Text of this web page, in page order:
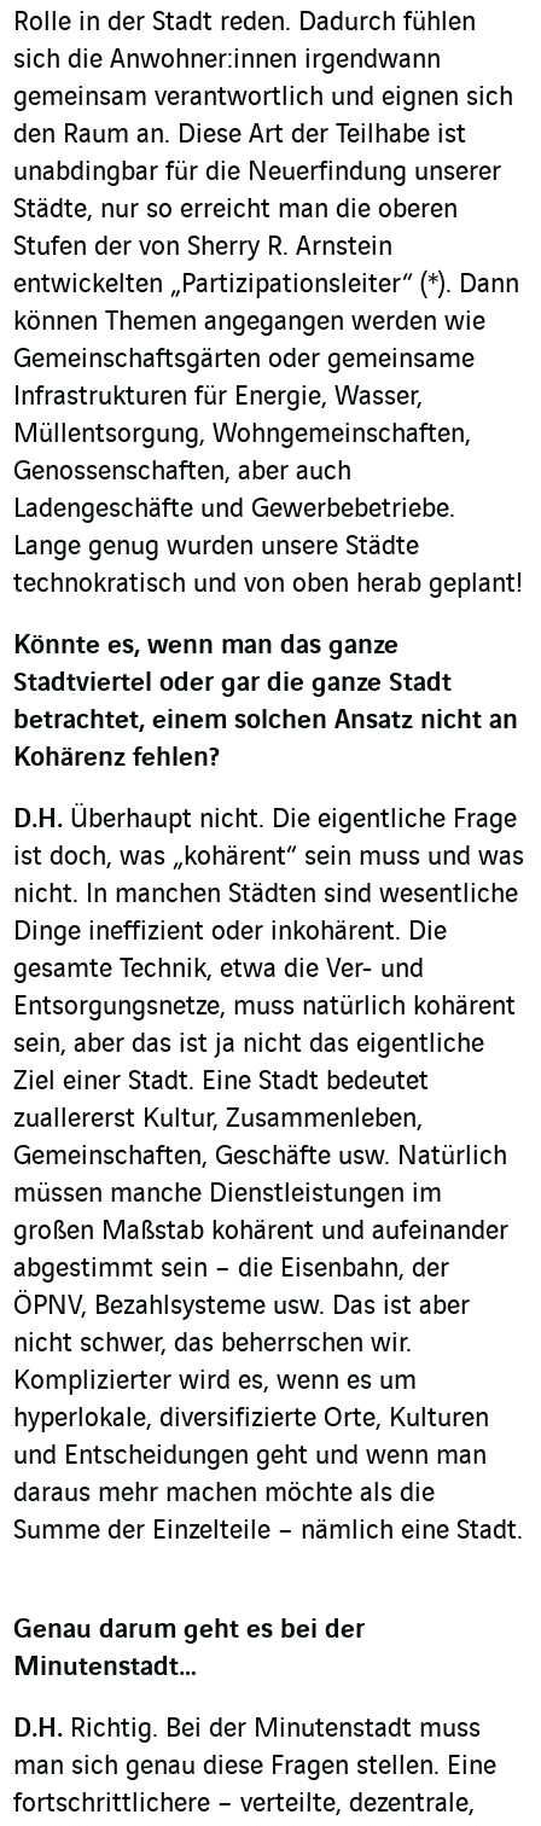
Rolle in der Stadt reden. Dadurch fühlen
sich die Anwohner:innen irgendwann
gemeinsam verantwortlich und eignen sich
den Raum an. Diese Art der Teilhabe ist
unabdingbar für die Neuerfindung unserer
Städte, nur so erreicht man die oberen
Stufen der von Sherry R. Arnstein
entwickelten „Partizipationsleiter“ (*). Dann
können Themen angegangen werden wie
Gemeinschaftsgärten oder gemeinsame
Infrastrukturen für Energie, Wasser,
Müllentsorgung, Wohngemeinschaften,
Genossenschaften, aber auch
Ladengeschäfte und Gewerbebetriebe.
Lange genug wurden unsere Städte
technokratisch und von oben herab geplant!
Könnte es, wenn man das ganze
Stadtviertel oder gar die ganze Stadt
betrachtet, einem solchen Ansatz nicht an
Kohärenz fehlen?
D.H. Überhaupt nicht. Die eigentliche Frage
ist doch, was „kohärent“ sein muss und was
nicht. In manchen Städten sind wesentliche
Dinge ineffizient oder inkohärent. Die
gesamte Technik, etwa die Ver- und
Entsorgungsnetze, muss natürlich kohärent
sein, aber das ist ja nicht das eigentliche
Ziel einer Stadt. Eine Stadt bedeutet
zuallererst Kultur, Zusammenleben,
Gemeinschaften, Geschäfte usw. Natürlich
müssen manche Dienstleistungen im
großen Maßstab kohärent und aufeinander
abgestimmt sein – die Eisenbahn, der
ÖPNV, Bezahlsysteme usw. Das ist aber
nicht schwer, das beherrschen wir.
Komplizierter wird es, wenn es um
hyperlokale, diversifizierte Orte, Kulturen
und Entscheidungen geht und wenn man
daraus mehr machen möchte als die
Summe der Einzelteile – nämlich eine Stadt.
Genau darum geht es bei der
Minutenstadt…
D.H. Richtig. Bei der Minutenstadt muss
man sich genau diese Fragen stellen. Eine
fortschrittlichere – verteilte, dezentrale,